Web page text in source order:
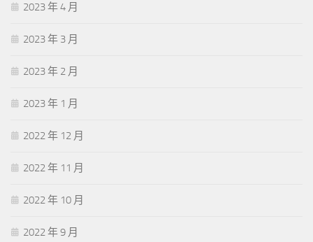
2023 年 4 月
2023 年 3 月
2023 年 2 月
2023 年 1 月
2022 年 12 月
2022 年 11 月
2022 年 10 月
2022 年 9 月